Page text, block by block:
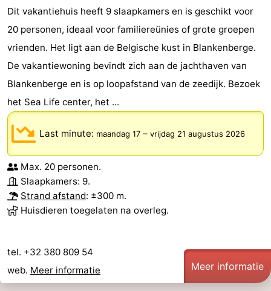
Surfen
Eten
drinken
Evenementen
Praktisch
Route
Parkeren
-
Kusttram
Reisboekenwinkel
Medische
adressen
Regio
Dit vakantiehuis heeft 9 slaapkamers en is geschikt voor
20 personen, ideaal voor familiereünies of grote groepen
vrienden. Het ligt aan de Belgische kust in Blankenberge.
De vakantiewoning bevindt zich aan de jachthaven van
Blankenberge en is op loopafstand van de zeedijk. Bezoek
het Sea Life center, het ...
Last minute: maandag 17 – vrijdag 21 augustus 2026
Max. 20 personen.
Slaapkamers: 9.
Strand afstand: ±300 m.
Huisdieren toegelaten na overleg.
tel. +32 380 809 54
web. Meer informatie Meer informatie